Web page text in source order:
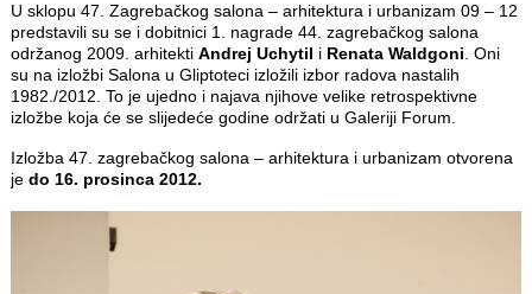
U sklopu 47. Zagrebačkog salona – arhitektura i urbanizam 09 – 12
predstavili su se i dobitnici 1. nagrade 44. zagrebačkog salona
održanog 2009. arhitekti Andrej Uchytil i Renata Waldgoni. Oni
su na izložbi Salona u Gliptoteci izložili izbor radova nastalih
1982./2012. To je ujedno i najava njihove velike retrospektivne
izložbe koja će se slijedeće godine održati u Galeriji Forum.
Izložba 47. zagrebačkog salona – arhitektura i urbanizam otvorena
je do 16. prosinca 2012.